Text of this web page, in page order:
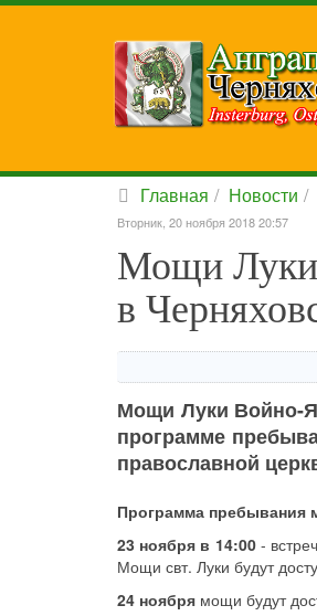
Главная Новости
Вторник, 20 ноября 2018 20:57
Мощи Луки
в
Мощи Луки Войно-
программе
православной
Программа пребывания
23 ноября в 14:00-
Мощи свт. Луки будут
24 ноября мощи будут